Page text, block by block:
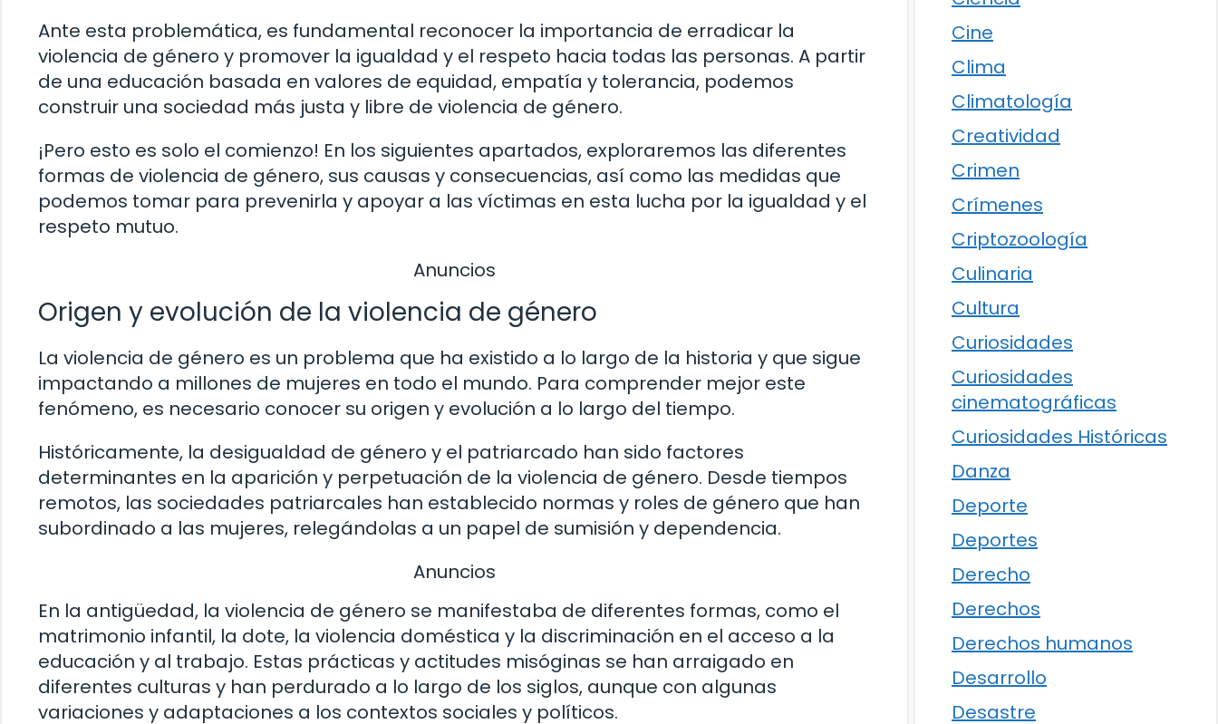
Ante esta problemática, es fundamental reconocer la importancia de erradicar la
violencia de género y promover la igualdad y el respeto hacia todas las personas. A partir
de una educación basada en valores de equidad, empatía y tolerancia, podemos
construir una sociedad más justa y libre de violencia de género.
¡Pero esto es solo el comienzo! En los siguientes apartados, exploraremos las diferentes
formas de violencia de género, sus causas y consecuencias, así como las medidas que
podemos tomar para prevenirla y apoyar a las víctimas en esta lucha por la igualdad y el
respeto mutuo.
Anuncios
Origen y evolución de la violencia de género
La violencia de género es un problema que ha existido a lo largo de la historia y que sigue
impactando a millones de mujeres en todo el mundo. Para comprender mejor este
fenómeno, es necesario conocer su origen y evolución a lo largo del tiempo.
Históricamente, la desigualdad de género y el patriarcado han sido factores
determinantes en la aparición y perpetuación de la violencia de género. Desde tiempos
remotos, las sociedades patriarcales han establecido normas y roles de género que han
subordinado a las mujeres, relegándolas a un papel de sumisión y dependencia.
Anuncios
En la antigüedad, la violencia de género se manifestaba de diferentes formas, como el
matrimonio infantil, la dote, la violencia doméstica y la discriminación en el acceso a la
educación y al trabajo. Estas prácticas y actitudes misóginas se han arraigado en
diferentes culturas y han perdurado a lo largo de los siglos, aunque con algunas
variaciones y adaptaciones a los contextos sociales y políticos.
Cine
Clima
Climatología
Creatividad
Crimen
Crímenes
Criptozoología
Culinaria
Cultura
Curiosidades
Curiosidades
cinematográficas
Curiosidades Históricas
Danza
Deporte
Deportes
Derecho
Derechos
Derechos humanos
Desarrollo
Desastre